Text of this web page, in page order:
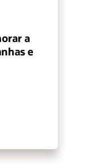
a
e